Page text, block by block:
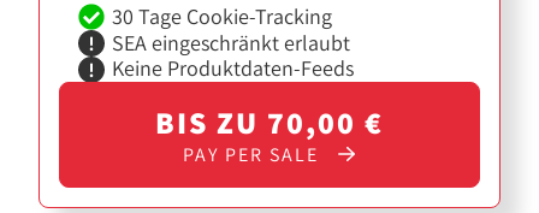
30 Tage Cookie-Tracking
SEA eingeschränkt erlaubt
Keine Produktdaten-Feeds
BIS ZU 70,00 €
PAY PER SALE